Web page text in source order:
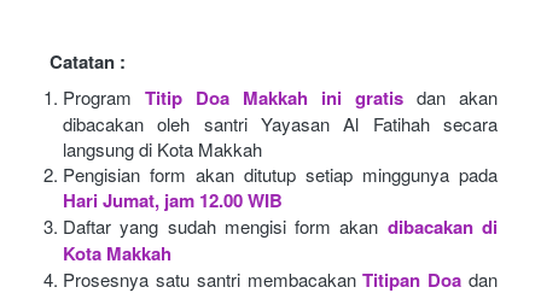
Catatan :
Program Titip Doa Makkah ini gratis dan akan
dibacakan oleh santri Yayasan Al Fatihah secara
langsung di Kota Makkah
Pengisian form akan ditutup setiap minggunya pada
Hari Jumat, jam 12.00 WIB
Daftar yang sudah mengisi form akan dibacakan di
Kota Makkah
Prosesnya satu santri membacakan Titipan Doa dan